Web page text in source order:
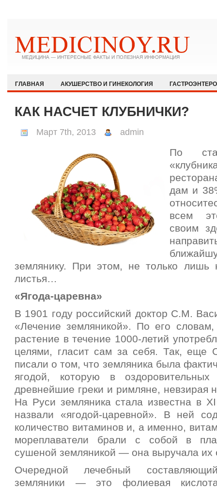
ГЛАВНАЯ АКУШЕРСТВО И ГИНЕКОЛОГИЯ
КАРДИОЛОГИЯ
МЕДИЦИНА И ОБЩЕСТВО
НЕВРОЛОГИЯ
ОФТАЛЬМОЛОГИЯ
ПЕДИАТРИЯ
ПСИХИАТРИЯ И
РЕВМАТОЛОГИЯ И НЕФРОЛОГИЯ
ЭКСТРЕННАЯ МЕДИЦИНА ЭНДОКРИНОЛОГИЯ
КАК НАСЧЕТ КЛУБНИЧКИ?
Март 7th, 2013 admin
По
дам и
всем
своим
землянику. При этом, не только
листья…
«Ягода-царевна»
В 1901 году российский доктор С.М.
«Лечение земляникой». По его
растение в течение 1000-летий
целями, гласит сам за себя. Так, еще
писали о том, что земляника была
ягодой, которую в
древнейшие греки и римляне, невзирая
На Руси земляника стала известна в
назвали «ягодой-царевной». В ней
количество витаминов и, а именно,
мореплаватели брали с собой в
сушеной земляникой — она выручала их
Очередной лечебный
земляники — это фолиевая